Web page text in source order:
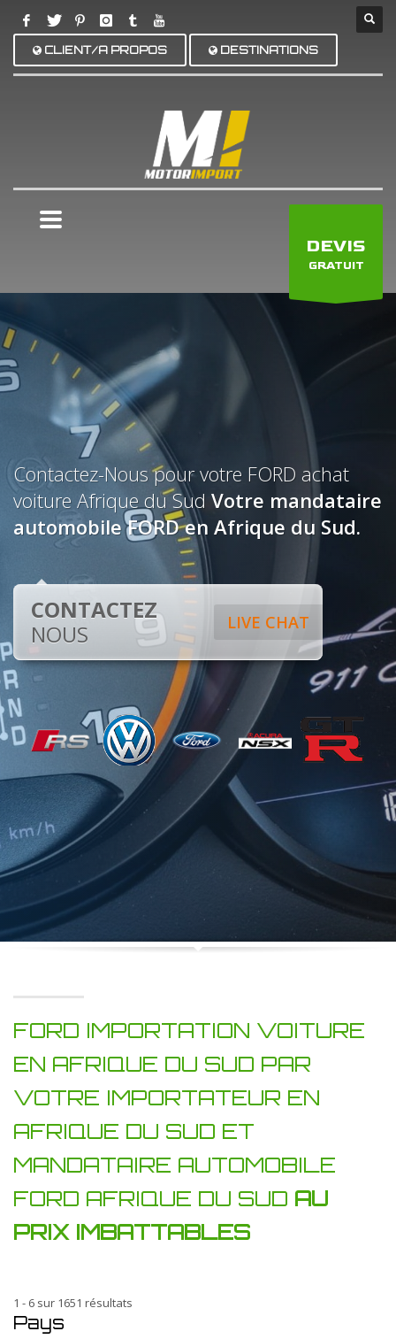
CLIENT/A PROPOS DESTINATIONS
DEVIS
GRATUIT
Contactez-Nous pour votre FORD achat
voiture Afrique du Sud Votre mandataire
automobile FORD en Afrique du Sud.
LIVE CHAT
CONTACTEZ
NOUS
FORD IMPORTATION VOITURE
EN AFRIQUE DU SUD PAR
VOTRE IMPORTATEUR EN
AFRIQUE DU SUD ET
MANDATAIRE AUTOMOBILE
FORD AFRIQUE DU SUD AU
PRIX IMBATTABLES
1 - 6 sur 1651 résultats
Pays